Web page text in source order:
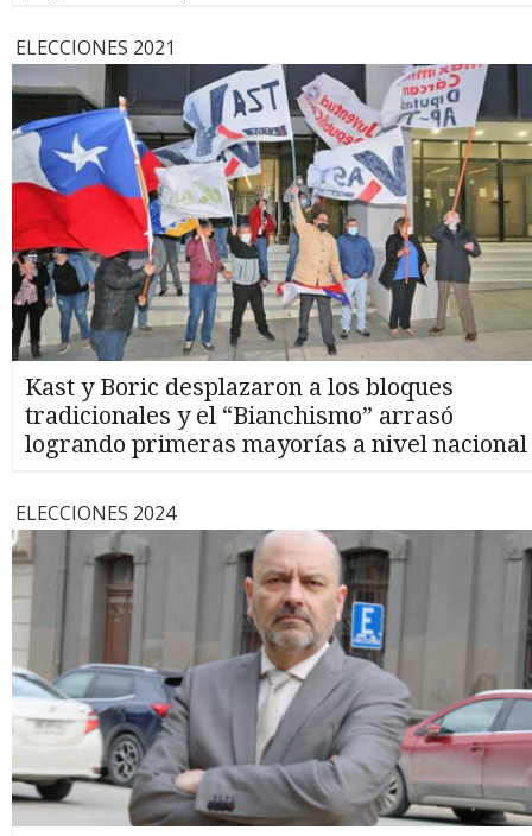
ELECCIONES 2021
Kast y Boric desplazaron a los bloques
tradicionales y el “Bianchismo” arrasó
logrando primeras mayorías a nivel nacional
ELECCIONES 2024